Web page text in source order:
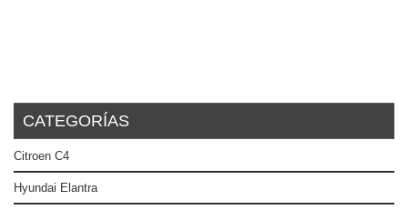
CATEGORÍAS
Citroen C4
Hyundai Elantra